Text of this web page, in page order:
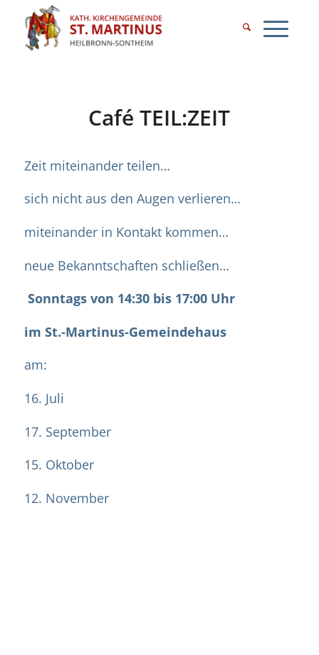
Café TEIL:ZEIT
Zeit miteinander teilen…
sich nicht aus den Augen verlieren…
miteinander in Kontakt kommen…
neue Bekanntschaften schließen…
Sonntags von 14:30 bis 17:00 Uhr
im St.-Martinus-Gemeindehaus
am:
16. Juli
17. September
15. Oktober
12. November